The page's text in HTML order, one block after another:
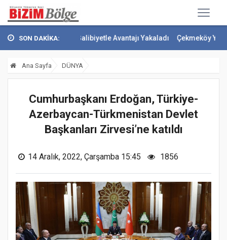
SON DAKİKA:
Galibiyetle Avantajı Yakaladı Çekmeköy Yeşil Yol
Ana Sayfa DÜNYA
Cumhurbaşkanı Erdoğan, Türkiye-
Azerbaycan-Türkmenistan Devlet
Başkanları Zirvesi’ne katıldı
14 Aralık, 2022, Çarşamba 15:45 1856